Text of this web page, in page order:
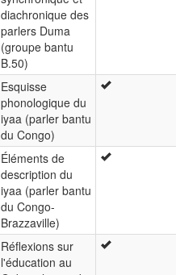
diachronique des
parlers Duma
(groupe bantu
B.50)
Esquisse
phonologique du
iyaa (parler bantu
du Congo)
Éléments de
description du
iyaa (parler bantu
du Congo-
Brazzaville)
Réflexions sur
l'éducation au